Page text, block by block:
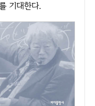
기대한다.